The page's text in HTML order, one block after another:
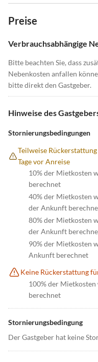
Preise
Verbrauchsabhängige
Bitte beachten Sie, dass
Nebenkosten anfallen
bitte direkt den Gastgeber.
Hinweise des
Stornierungsbedingungen
Teilweise
Tage vor Anreise
10% der Mietkosten
berechnet
40% der Mietkosten
der Ankunft
80% der Mietkosten
der Ankunft
90% der Mietkosten
Ankunft berechnet
Keine Rückerstattung
100% der
berechnet
Stornierungsbedingung
Der Gastgeber hat keine